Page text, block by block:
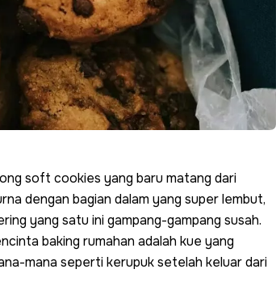
soft cookies yang baru matang dari
dengan bagian dalam yang super lembut,
yang satu ini gampang-gampang susah.
baking rumahan adalah kue yang
mana seperti kerupuk setelah keluar dari